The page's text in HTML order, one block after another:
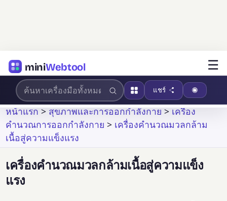
miniWebtool ☰
แชร์
หน้าแรก>สุขภาพและการออกกำลังกาย>เครื่อง
คำนวณการออกกำลังกาย > เครื่องคำนวณมวลกล้าม
เนื้อสู่ความแข็งแรง
เครื่องคำนวณมวลกล้ามเนื้อสู่ความแข็ง
แรง